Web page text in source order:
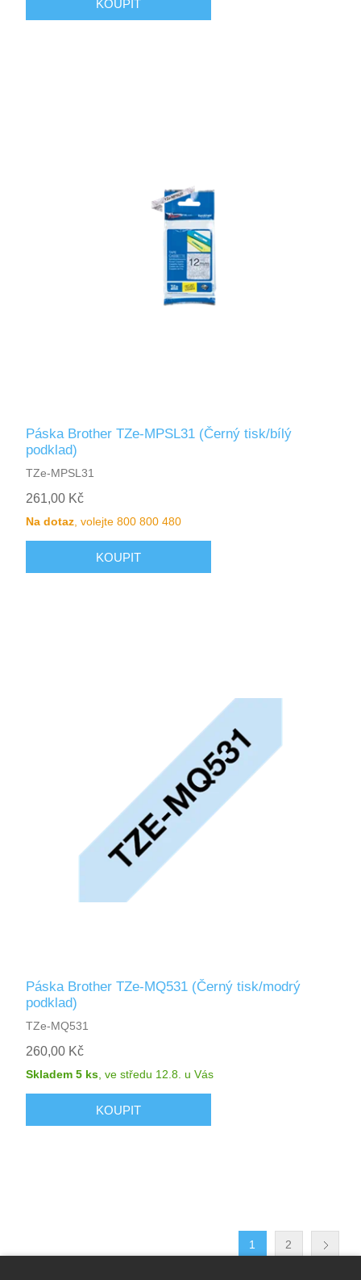
Páska Brother TZe-MPSL31 (Černý tisk/bílý
podklad)
TZe-MPSL31
261,00 Kč
Na dotaz , volejte 800 800 480
Páska Brother TZe-MQ531 (Černý tisk/modrý
podklad)
TZe-MQ531
260,00 Kč
Skladem 5 ks,ve středu 12.8. u Vás
1 2